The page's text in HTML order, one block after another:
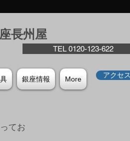
⻑州屋
TEL 0120-123-622
銀座情報 More アクセス
てお